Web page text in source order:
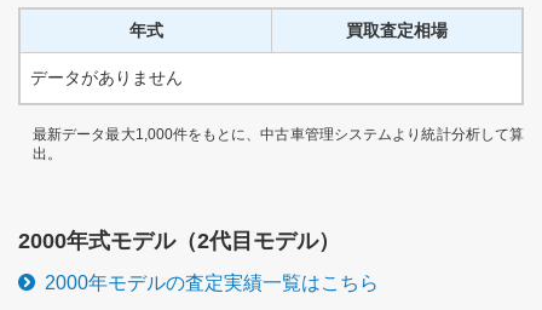
年式 買取査定相場
データがありません
最新データ最大1,000件をもとに、中古車管理システムより統計分析して算
出。
2000年式モデル（2代目 モデル）
2000年モデルの査定実績一覧はこちら